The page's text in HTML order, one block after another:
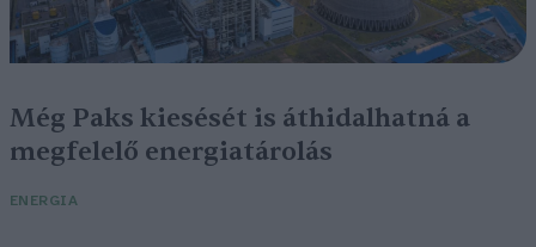
Még Paks kiesését is áthidalhatná a
megfelelő energiatárolás
ENERGIA